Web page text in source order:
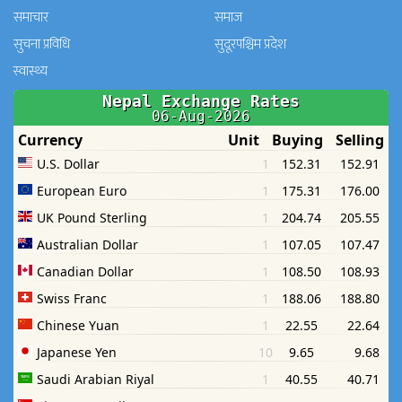
समाचार
समाज
सुचना प्रविधि
सुदूरपश्चिम प्रदेश
स्वास्थ्य